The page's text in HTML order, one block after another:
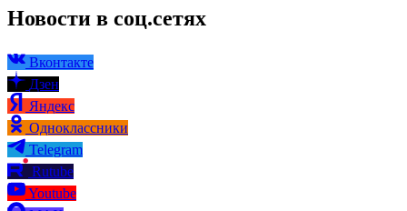
Новости в соц.сетях
Вконтакте
Дзен
Яндекс
Одноклассники
Telegram
Rutube
Youtube